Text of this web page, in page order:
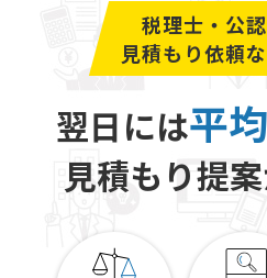
税理士・公
見積もり依頼
翌日には平
見積もり提